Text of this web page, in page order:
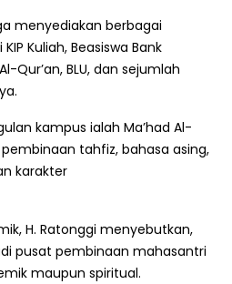
menyediakan berbagai
Kuliah, Beasiswa Bank
Qur’an, BLU, dan sejumlah
kampus ialah Ma’had Al-
tahfiz, bahasa asing,
karakter
H. Ratonggi menyebutkan,
pusat pembinaan mahasantri
maupun spiritual.